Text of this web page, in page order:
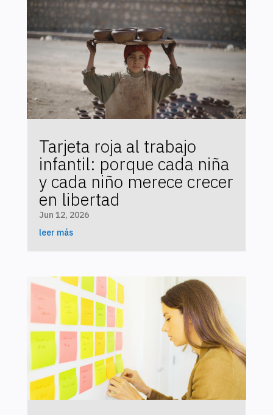
Tarjeta roja al trabajo
infantil: porque cada niña
y cada niño merece crecer
en libertad
Jun 12, 2026
leer más